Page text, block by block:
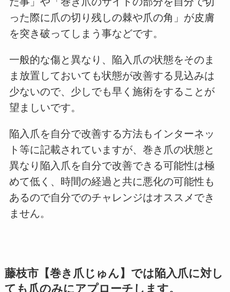
った際に爪の切り残しの棘や爪の角」が皮膚
を突き破ってしまう事などです。
一般的な傷と異なり、陥入爪の状態をそのま
ま放置しておいても状態が改善する見込みは
少ないので、少しでも早く施術をすることが
望ましいです。
陥入爪を自分で改善する方法もインターネッ
ト等に記載されていますが、巻き爪の状態と
異なり陥入爪を自分で改善できる可能性は極
めて低く、時間の経過と共に悪化の可能性も
あるので自分でのチャレンジはオススメでき
ません。
藤枝市【巻き爪じゅん】では陥入爪に対し
ても爪のみにアプローチします。